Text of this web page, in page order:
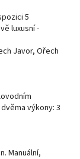
5
luxusní -
Javor, Ořech
výkony: 3
Manuální,